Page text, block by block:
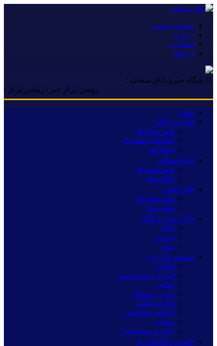
صفحه نخست
درباره
همکاری
ارتباط
۞ پایگاه خبری اتاق شفاف :
روشن تر از خبر | روشن تر از خبر |
خانه
اتاق بازرگانی
شهرستان‌ها
اتاق‌های مشترک
تشکل‌ها
اتاق اصناف
شهرستان‌ها
اتحادیه‌ها
اتاق تعاون
شهرستان‌ها
تعاونی‌ها
بازار پولی و مالی
بانک
بورس
بیمه
صنعت و انرژی
فلزات
انرژی و پتروشیمی
غذایی
چرم و پوشاک
لوازم خانگی
آرایشی بهداشتی
معدنی
چاپ و بسته‌بندی
کسب و کارهای نو